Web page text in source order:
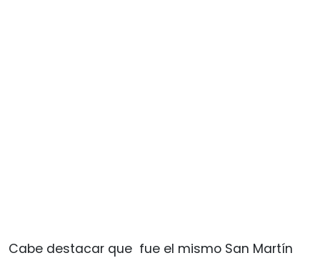
Cabe destacar que fue el mismo San Martín